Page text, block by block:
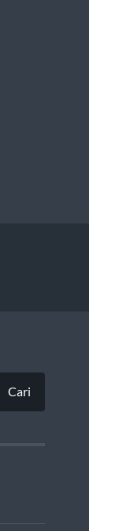
Cari